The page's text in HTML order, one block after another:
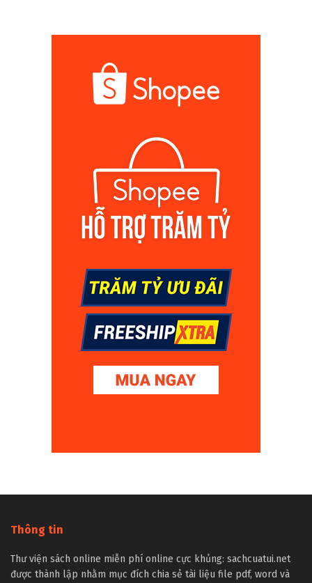
Thông tin
Thư viện sách online miễn phí online cực khủng: sachcuatui.net
được thành lập nhằm mục đích chia sẻ tài liệu file pdf, word và